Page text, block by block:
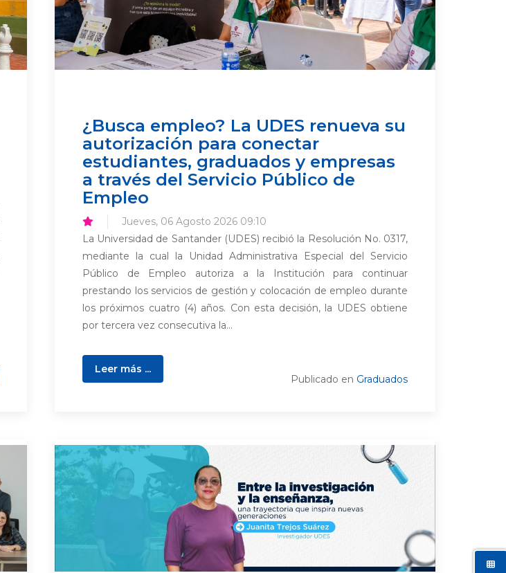
¿Busca empleo? La UDES renueva su
autorización para conectar
estudiantes, graduados y empresas
a través del Servicio Público de
Empleo
Jueves, 06 Agosto 2026 09:10
La Universidad de Santander (UDES) recibió la Resolución No. 0317,
mediante la cual la Unidad Administrativa Especial del Servicio
Público de Empleo autoriza a la Institución para continuar
prestando los servicios de gestión y colocación de empleo durante
los próximos cuatro (4) años. Con esta decisión, la UDES obtiene
por tercera vez consecutiva la...
Leer más ...
Publicado en Graduados